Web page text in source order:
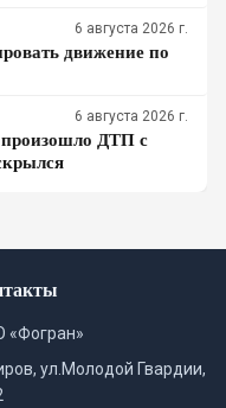
6 августа 2026 г.
движение по
6 августа 2026 г.
ДТП с
«Фогран»
ул.Молодой Гвардии,